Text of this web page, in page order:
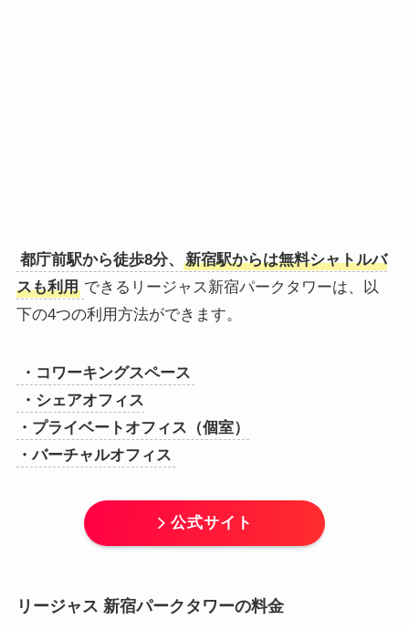
都庁前駅から徒歩8分、
新宿駅からは無料シャトルバ
スも利用 できるリージャス新宿パークタワーは、以
下の4つの利用方法ができます。
・コワーキングスペース
・シェアオフィス
・プライベートオフィス（個室）
・バーチャルオフィス
公式サイト
リージャス 新宿パークタワーの料金